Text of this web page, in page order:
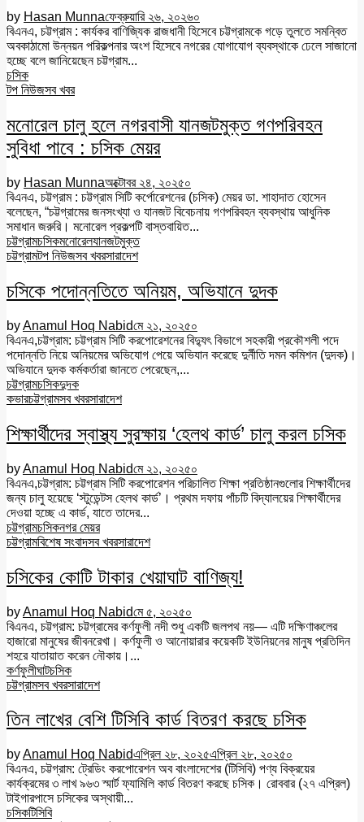
by Hasan Munnaফেব্রুয়ারি ২৬, ২০২৬০
বিএনএ, চট্টগ্রাম : কার্যকর বাণিজ্যিক রাজধানী হিসেবে চট্টগ্রামকে গড়ে তুলতে সমন্বিত
অবকাঠামো উন্নয়ন পরিকল্পনার অংশ হিসেবে নগরের যোগাযোগ ব্যবস্থাকে ঢেলে সাজানো
হচ্ছে বলে জানিয়েছেন চট্টগ্রাম...
চসিক
টপ নিউজসব খবর
মনোরেল চালু হলে নগরবাসী যানজটমুক্ত গণপরিবহন
সুবিধা পাবে : চসিক মেয়র
by Hasan Munnaঅক্টোবর ২৪, ২০২৫০
বিএনএ, চট্টগ্রাম : চট্টগ্রাম সিটি কর্পোরেশনের (চসিক) মেয়র ডা. শাহাদাত হোসেন
বলেছেন, “চট্টগ্রামের জনসংখ্যা ও যানজট বিবেচনায় গণপরিবহন ব্যবস্থায় আধুনিক
সমাধান জরুরি। মনোরেল প্রকল্পটি বাস্তবায়িত...
চট্টগ্রামচসিকমনোরেলযানজটমুক্ত
চট্টগ্রামটপ নিউজসব খবরসারাদেশ
চসিকে পদোন্নতিতে অনিয়ম, অভিযানে দুদক
byAnamul Hoq Nabidমে ২১, ২০২৫০
বিএনএ,চট্টগ্রাম: চট্টগ্রাম সিটি করপোরেশনের বিদ্যুৎ বিভাগে সহকারী প্রকৌশলী পদে
পদোন্নতি নিয়ে অনিয়মের অভিযোগ পেয়ে অভিযান করেছে দুর্নীতি দমন কমিশন (দুদক)।
অভিযানে দুদক কর্মকর্তারা জানতে পেরেছেন,...
চট্টগ্রামচসিকদুদক
কভারচট্টগ্রামসব খবরসারাদেশ
শিক্ষার্থীদের স্বাস্থ্য সুরক্ষায় ‘হেলথ কার্ড’ চালু করল চসিক
byAnamul Hoq Nabidমে ২১, ২০২৫০
বিএনএ,চট্টগ্রাম: চট্টগ্রাম সিটি করপোরেশন পরিচালিত শিক্ষা প্রতিষ্ঠানগুলোর শিক্ষার্থীদের
জন্য চালু হয়েছে ‘স্টুডেন্টস হেলথ কার্ড’। প্রথম দফায় পাঁচটি বিদ্যালয়ের শিক্ষার্থীদের
দেওয়া হচ্ছে এ কার্ড, যাতে তাদের...
চট্টগ্রামচসিকনগর মেয়র
চট্টগ্রামবিশেষ সংবাদসব খবরসারাদেশ
চসিকের কোটি টাকার খেয়াঘাট বাণিজ্য!
byAnamul Hoq Nabidমে ৫, ২০২৫০
বিএনএ, চট্টগ্রাম: চট্টগ্রামের কর্ণফুলী নদী শুধু একটি জলপথ নয়— এটি দক্ষিণাঞ্চলের
হাজারো মানুষের জীবনরেখা। কর্ণফুলী ও আনোয়ারার কয়েকটি ইউনিয়নের মানুষ প্রতিদিন
শহরে যাতায়াত করেন নৌকায়।...
কর্ণফুলীঘাটচসিক
চট্টগ্রামসব খবরসারাদেশ
তিন লাখের বেশি টিসিবি কার্ড বিতরণ করছে চসিক
byAnamul Hoq Nabidএপ্রিল ২৮, ২০২৫এপ্রিল ২৮, ২০২৫০
বিএনএ, চট্টগ্রাম: ট্রেডিং করপোরেশন অব বাংলাদেশের (টিসিবি) পণ্য বিক্রয়ের
কার্যক্রমের ৩ লাখ ৯৬৩ স্মার্ট ফ্যামিলি কার্ড বিতরণ করছে চসিক। রোববার (২৭ এপ্রিল)
টাইগারপাসে চসিকের অস্থায়ী...
চসিকটিসিবি